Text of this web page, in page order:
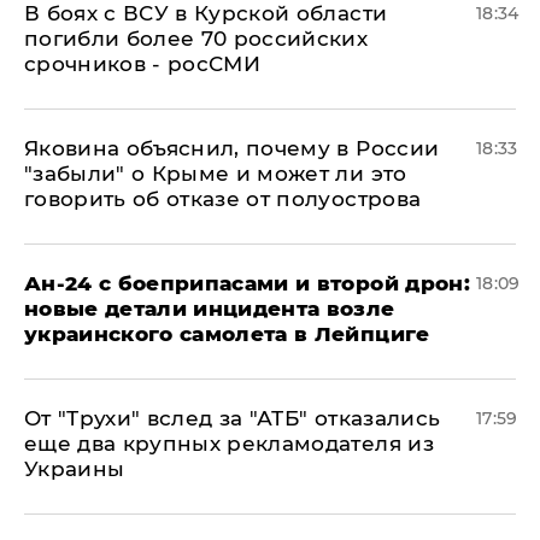
В боях с ВСУ в Курской области
погибли более 70 российских
срочников - росСМИ
18:34
Яковина объяснил, почему в России
"забыли" о Крыме и может ли это
говорить об отказе от полуострова
18:33
Ан-24 с боеприпасами и второй дрон:
новые детали инцидента возле
украинского самолета в Лейпциге
18:09
От "Трухи" вслед за "АТБ" отказались
еще два крупных рекламодателя из
Украины
17:59